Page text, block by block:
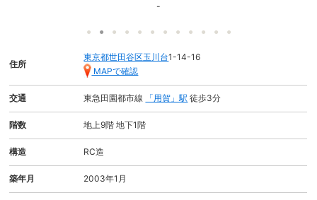
-
住所
東京都世田谷区玉川台1-14-16
MAPで確認
交通 東急田園都市線 「用賀」駅 徒歩3分
階数 地上9階 地下1階
構造 RC造
築年月 2003年1月